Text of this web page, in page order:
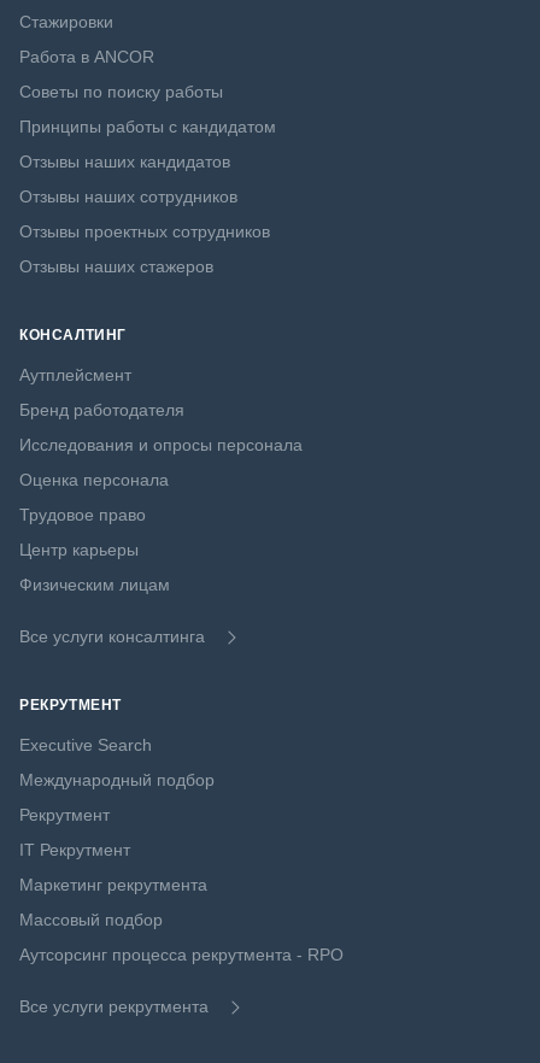
Стажировки
Работа в ANCOR
Советы по поиску работы
Принципы работы с кандидатом
Отзывы наших кандидатов
Отзывы наших сотрудников
Отзывы проектных сотрудников
Отзывы наших стажеров
КОНСАЛТИНГ
Аутплейсмент
Бренд работодателя
Исследования и опросы персонала
Оценка персонала
Трудовое право
Центр карьеры
Физическим лицам
Все услуги консалтинга
РЕКРУТМЕНТ
Executive Search
Международный подбор
Рекрутмент
IT Рекрутмент
Маркетинг рекрутмента
Массовый подбор
Аутсорсинг процесса рекрутмента - RPO
Все услуги рекрутмента